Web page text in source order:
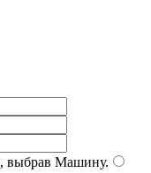
выбрав Машину.